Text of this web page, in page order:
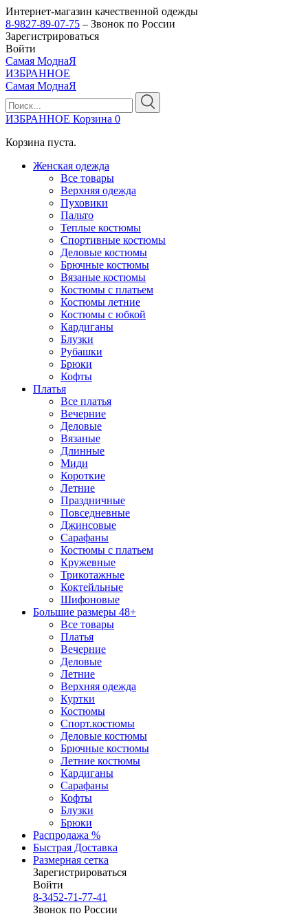
Интернет-магазин качественной одежды
8-9827-89-07-75 – Звонок по России
Зарегистрироваться
Войти
Самая МоднаЯ
ИЗБРАННОЕ
Самая МоднаЯ
ИЗБРАННОЕ Корзина 0
Корзина пуста.
Женская одежда
Все товары
Верхняя одежда
Пуховики
Пальто
Теплые костюмы
Спортивные костюмы
Деловые костюмы
Брючные костюмы
Вязаные костюмы
Костюмы с платьем
Костюмы летние
Костюмы с юбкой
Кардиганы
Блузки
Рубашки
Брюки
Кофты
Платья
Все платья
Вечерние
Деловые
Вязаные
Длинные
Миди
Короткие
Летние
Праздничные
Повседневные
Джинсовые
Сарафаны
Костюмы с платьем
Кружевные
Трикотажные
Коктейльные
Шифоновые
Большие размеры 48+
Все товары
Платья
Вечерние
Деловые
Летние
Верхняя одежда
Куртки
Костюмы
Спорт.костюмы
Деловые костюмы
Брючные костюмы
Летние костюмы
Кардиганы
Сарафаны
Кофты
Блузки
Брюки
Распродажа %
Быстрая Доставка
Размерная сетка
Зарегистрироваться
Войти
8-3452-71-77-41
Звонок по России